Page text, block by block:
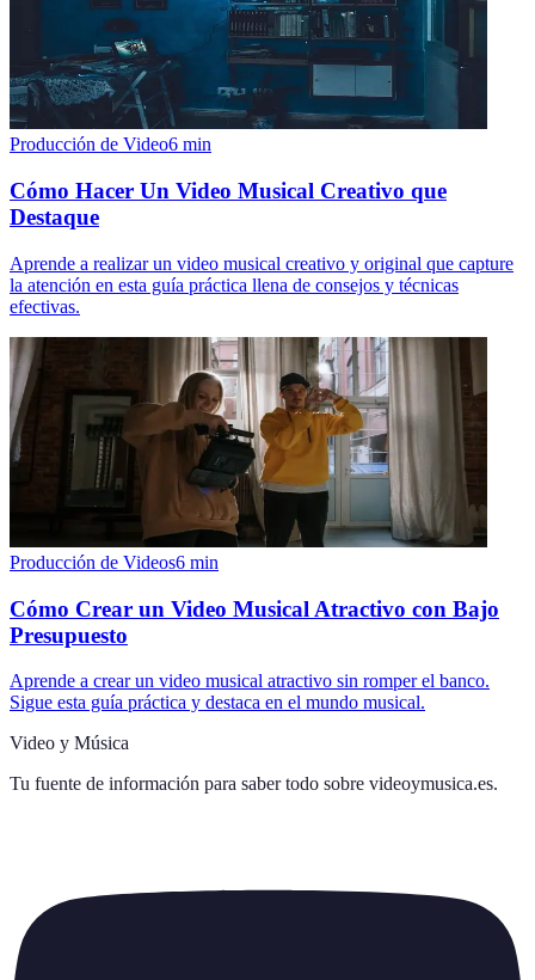
Producción de Video6 min
Cómo Hacer Un Video Musical Creativo que
Destaque
Aprende a realizar un video musical creativo y original que capture
la atención en esta guía práctica llena de consejos y técnicas
efectivas.
Producción de Videos6 min
Cómo Crear un Video Musical Atractivo con Bajo
Presupuesto
Aprende a crear un video musical atractivo sin romper el banco.
Sigue esta guía práctica y destaca en el mundo musical.
Video y Música
Tu fuente de información para saber todo sobre videoymusica.es.